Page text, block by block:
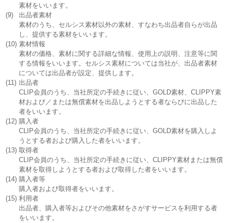
素材をいいます。
(9)
出品者素材
素材のうち、セルシス素材以外の素材、すなわち出品者自らが出品
し、提供する素材をいいます。
(10) 素材情報
素材の価格、素材に関する詳細な情報、使用上の説明、注意等に関
する情報をいいます。セルシス素材については当社が、出品者素材
については出品者が設定、提供します。
(11) 出品者
CLIP会員のうち、当社所定の手続きに従い、GOLD素材、CLIPPY素
材および／または無償素材を出品しようとする者ならびに出品した
者をいいます。
(12) 購入者
CLIP会員のうち、当社所定の手続きに従い、GOLD素材を購入しよ
うとする者および購入した者をいいます。
(13) 取得者
CLIP会員のうち、当社所定の手続きに従い、CLIPPY素材または無償
素材を取得しようとする者および取得した者をいいます。
(14) 購入者等
購入者および取得者をいいます。
(15) 利用者
出品者、購入者等およびその他素材をさがすサービスを利用する者
をいいます。